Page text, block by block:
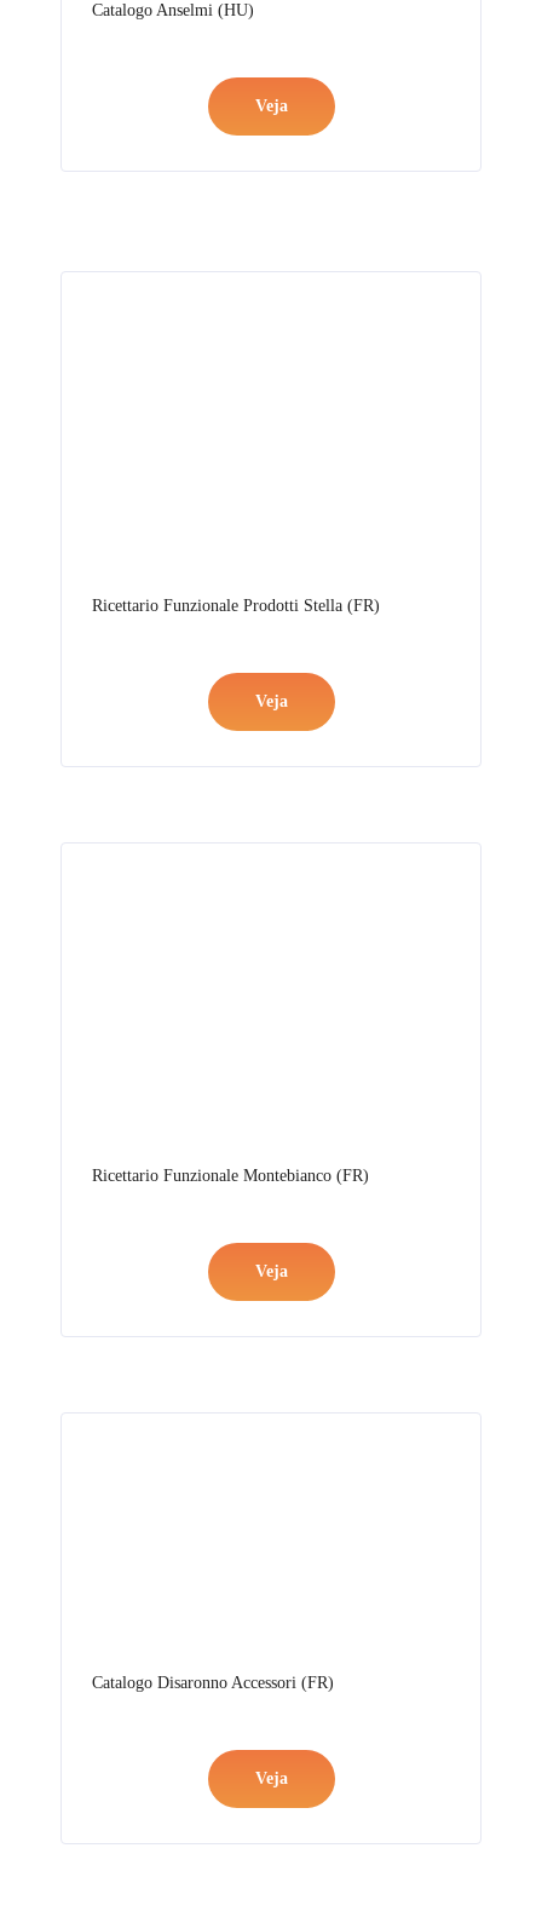
Catalogo Anselmi (HU)
Veja
Ricettario Funzionale Prodotti Stella (FR)
Veja
Ricettario Funzionale Montebianco (FR)
Veja
Catalogo Disaronno Accessori (FR)
Veja